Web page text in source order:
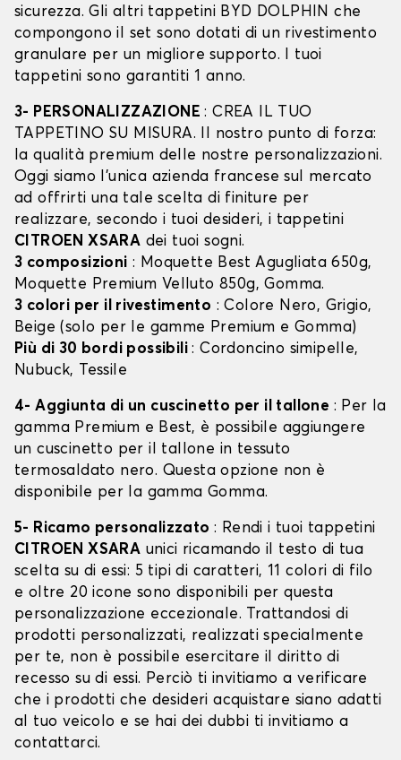
sicurezza. Gli altri tappetini BYD DOLPHIN che
compongono il set sono dotati di un rivestimento
granulare per un migliore supporto. I tuoi
tappetini sono garantiti 1 anno.
3- PERSONALIZZAZIONE: CREA IL TUO
TAPPETINO SU MISURA. Il nostro punto di forza:
la qualità premium delle nostre personalizzazioni.
Oggi siamo l’unica azienda francese sul mercato
ad offrirti una tale scelta di finiture per
realizzare, secondo i tuoi desideri, i tappetini
CITROEN XSARA dei tuoi sogni.
3 composizioni : Moquette Best Agugliata 650g,
Moquette Premium Velluto 850g, Gomma.
3 colori per il rivestimento : Colore Nero, Grigio,
Beige (solo per le gamme Premium e Gomma)
Più di 30 bordi possibili: Cordoncino simipelle,
Nubuck, Tessile
4- Aggiunta di un cuscinetto per il tallone : Per la
gamma Premium e Best, è possibile aggiungere
un cuscinetto per il tallone in tessuto
termosaldato nero. Questa opzione non è
disponibile per la gamma Gomma.
5- Ricamo personalizzato : Rendi i tuoi tappetini
CITROEN XSARA unici ricamando il testo di tua
scelta su di essi: 5 tipi di caratteri, 11 colori di filo
e oltre 20 icone sono disponibili per questa
personalizzazione eccezionale. Trattandosi di
prodotti personalizzati, realizzati specialmente
per te, non è possibile esercitare il diritto di
recesso su di essi. Perciò ti invitiamo a verificare
che i prodotti che desideri acquistare siano adatti
al tuo veicolo e se hai dei dubbi ti invitiamo a
contattarci.